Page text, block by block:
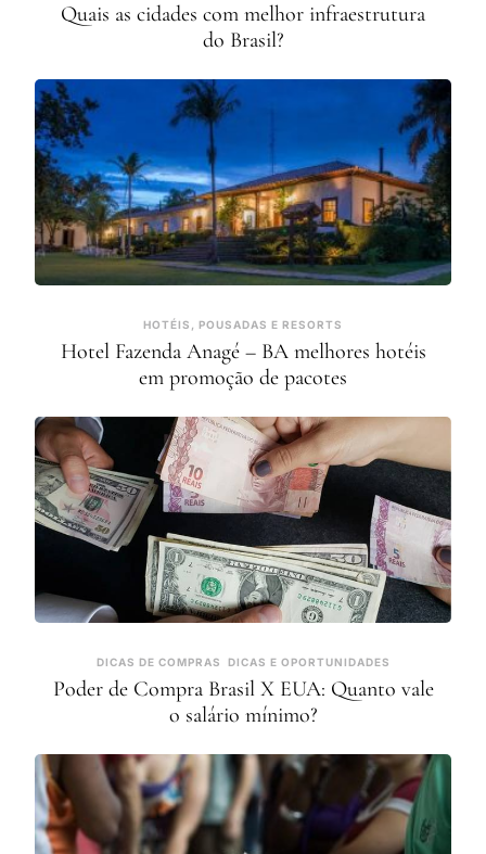
Quais as cidades com melhor infraestrutura
do Brasil?
HOTÉIS, POUSADAS E RESORTS
Hotel Fazenda Anagé – BA melhores hotéis
em promoção de pacotes
DICAS DE COMPRAS DICAS E OPORTUNIDADES
Poder de Compra Brasil X EUA: Quanto vale
o salário mínimo?